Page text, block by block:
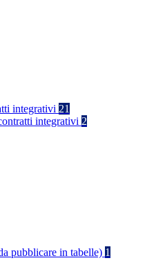
integrativi 21
integrativi 2
pubblicare in tabelle) 1